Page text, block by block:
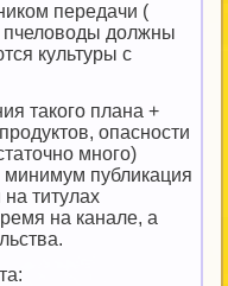
передачи (
должны
культуры с
такого плана +
опасности
много)
публикация
титулах
на канале, а